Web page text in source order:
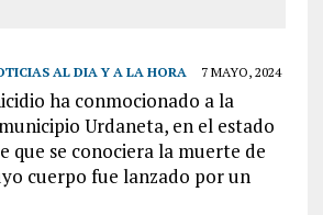
AL DIA Y A LA HORA 7 MAYO, 2024
ha conmocionado a la
Urdaneta, en el estado
que se conociera la muerte de
cuerpo fue lanzado por un